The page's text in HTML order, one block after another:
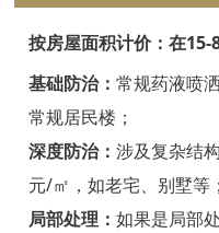
平湖白蚁防治
海宁白蚁防治
嘉善白蚁防治
按房屋面积计价：在15-
基础防治： 常规药液喷
常规居民楼；
深度防治： 涉及复杂结
元/㎡，如老宅、别墅等；
局部处理： 如果是局部